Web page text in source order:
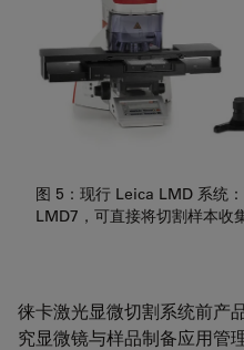
图 5：现行 Leica LMD 系统
LMD7，可直接将切割样本收
徕卡激光显微切割系统前产
究显微镜与样品制备应用管